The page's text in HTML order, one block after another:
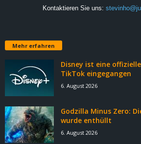
Kontaktieren Sie uns:
Mehr erfahren
Disney ist eine
TikTok eingegangen
6. August 2026
Godzilla Minus Zero:
wurde enthüllt
6. August 2026